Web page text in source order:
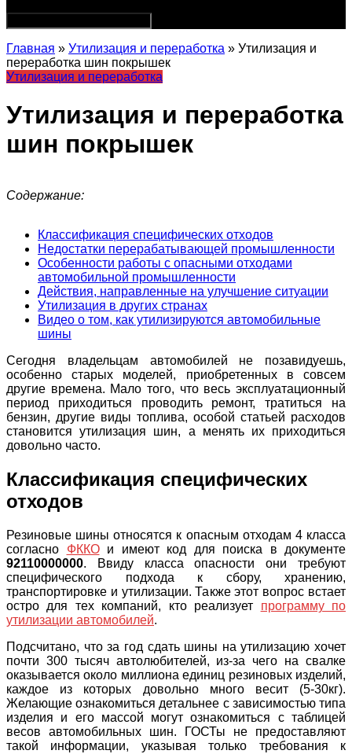
Главная » Утилизация и переработка » Утилизация и
переработка шин покрышек
Утилизация и переработка
Утилизация и переработка
шин покрышек
Содержание:
Классификация специфических отходов
Недостатки перерабатывающей промышленности
Особенности работы с опасными отходами
автомобильной промышленности
Действия, направленные на улучшение ситуации
Утилизация в других странах
Видео о том, как утилизируются автомобильные
шины
Сегодня владельцам автомобилей не позавидуешь,
особенно старых моделей, приобретенных в совсем
другие времена. Мало того, что весь эксплуатационный
период приходиться проводить ремонт, тратиться на
бензин, другие виды топлива, особой статьей расходов
становится утилизация шин, а менять их приходиться
довольно часто.
Классификация специфических
отходов
Резиновые шины относятся к опасным отходам 4 класса
согласно ФККОи имеют код для поиска в документе
92110000000. Ввиду класса опасности они требуют
специфического подхода к сбору, хранению,
транспортировке и утилизации. Также этот вопрос встает
остро для тех компаний, кто реализует программу по
утилизации автомобилей.
Подсчитано, что за год сдать шины на утилизацию хочет
почти 300 тысяч автолюбителей, из-за чего на свалке
оказывается около миллиона единиц резиновых изделий,
каждое из которых довольно много весит (5-30кг).
Желающие ознакомиться детальнее с зависимостью типа
изделия и его массой могут ознакомиться с таблицей
весов автомобильных шин. ГОСТы не предоставляют
такой информации, указывая только требования к